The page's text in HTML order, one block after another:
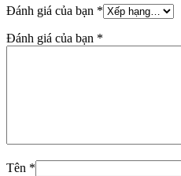
Đánh giá của bạn *
Đánh giá của bạn *
Tên *